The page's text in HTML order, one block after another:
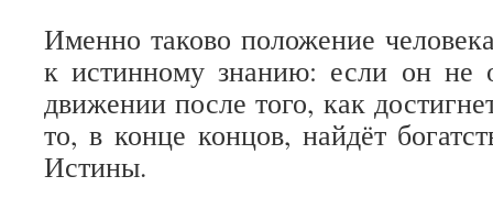
Именно таково положение
к истинному знанию: если он не
движении после того, как
то, в конце концов, найдёт
Истины.